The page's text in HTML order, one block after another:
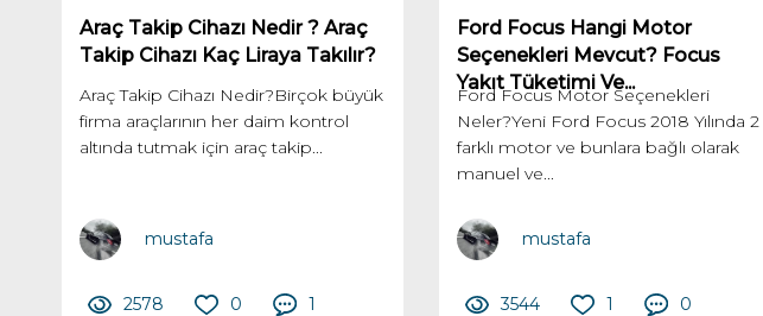
Araç Takip Cihazı Nedir ? Araç
Takip Cihazı Kaç Liraya Takılır?
Araç Takip Cihazı Nedir?Birçok büyük
firma araçlarının her daim kontrol
altında tutmak için araç takip...
mustafa
2578 0 1
Ford Focus Hangi Motor
Seçenekleri Mevcut? Focus
Yakıt Tüketimi Ve...
Ford Focus Motor Seçenekleri
Neler?Yeni Ford Focus 2018 Yılında 2
farklı motor ve bunlara bağlı olarak
manuel ve...
mustafa
3544 1 0